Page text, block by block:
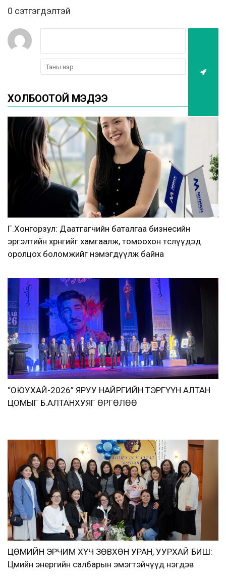
0 cэтгэгдэлтэй
ХОЛБООТОЙ МЭДЭЭ
Г.Хонгорзул: Даатгагчийн баталгаа бизнесийн
эргэлтийн хөрөнгийг хамгаалж, томоохон төслүүдэд
оролцох боломжийг нэмэгдүүлж байна
“ОЮУХАЙ-2026” ЯРУУ НАЙРГИЙН ТЭРГҮҮН АЛТАН
ЦОМЫГ Б.АЛТАНХУЯГ ӨРГӨЛӨӨ
ЦӨМИЙН ЭРЧИМ ХҮЧ ЗӨВХӨН УРАН, УУРХАЙ БИШ:
Цөмийн энергийн салбарын эмэгтэйчүүд нэгдэв